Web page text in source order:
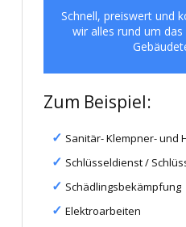
Schnell, preiswert und
wir alles rund um
Zum Beispiel:
Sanitär- Klempner- und
Schlüsseldienst /
Schädlingsbekämpfung
Elektroarbeiten